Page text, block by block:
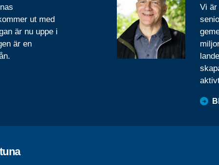
ut med
är nu uppe i
är en
Vi är